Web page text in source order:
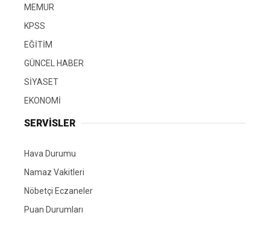
MEMUR
KPSS
EĞİTİM
GÜNCEL HABER
SİYASET
EKONOMİ
SERVİSLER
Hava Durumu
Namaz Vakitleri
Nöbetçi Eczaneler
Puan Durumları